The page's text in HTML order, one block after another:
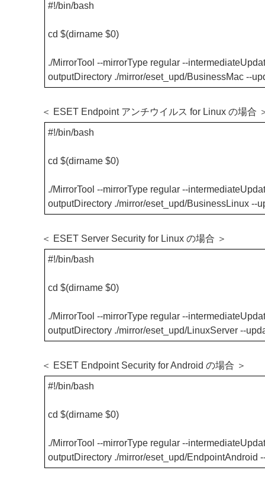
#!/bin/bash
cd $(dirname $0)
./MirrorTool --mirrorType regular --
outputDirectory ./mirror/eset_upd/BusinessMac --
＜ ESET Endpoint アンチウイルス for Linux の場合
#!/bin/bash
cd $(dirname $0)
./MirrorTool --mirrorType regular --
outputDirectory ./mirror/eset_upd/BusinessLinux --
＜ ESET Server Security for Linux の場合 ＞
#!/bin/bash
cd $(dirname $0)
./MirrorTool --mirrorType regular --
outputDirectory ./mirror/eset_upd/LinuxServer --
＜ ESET Endpoint Security for Android の場合 ＞
#!/bin/bash
cd $(dirname $0)
./MirrorTool --mirrorType regular --
outputDirectory ./mirror/eset_upd/EndpointAndroid